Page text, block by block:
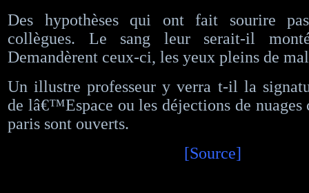
Des hypothèses qui ont fait sourire
collègues. Le sang leur serait-il
Demandèrent ceux-ci, les yeux pleins de
Un illustre professeur y verra t-il la
de lâ€™Espace ou les déjections de nuages
paris sont ouverts.
[Source]